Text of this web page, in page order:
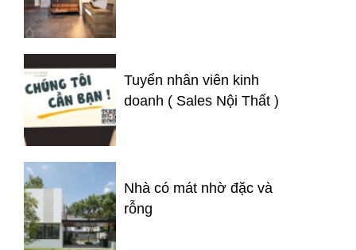
Tuyển nhân viên kinh
doanh ( Sales Nội Thất )
Nhà có mát nhờ đặc và
rỗng